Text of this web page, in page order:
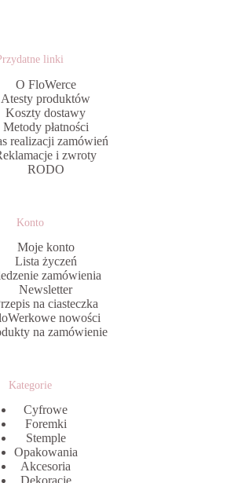
linki
O FloWerce
Atesty produktów
Koszty dostawy
Metody płatności
realizacji zamówień
i zwroty
RODO
Konto
Moje konto
Lista życzeń
zamówienia
Newsletter
na ciasteczka
nowości
na zamówienie
Kategorie
Cyfrowe
Foremki
Stemple
Opakowania
Akcesoria
Dekoracje